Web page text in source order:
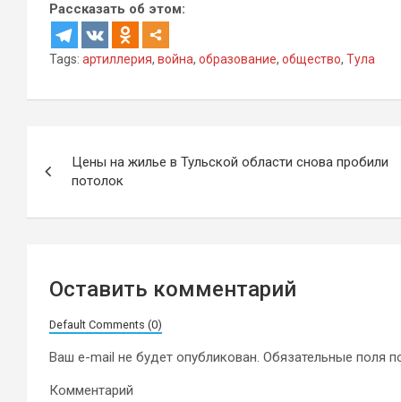
Рассказать об этом:
Tags: артиллерия, война, образование, общество, Тула
по
записям
Цены на жилье в Тульской области снова пробили
потолок
Оставить комментарий
Default Comments (0)
Ваш e-mail не будет опубликован. Обязательные поля
Комментарий